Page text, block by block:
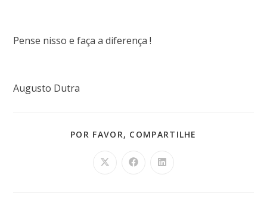
Pense nisso e faça a diferença !
Augusto Dutra
POR FAVOR, COMPARTILHE